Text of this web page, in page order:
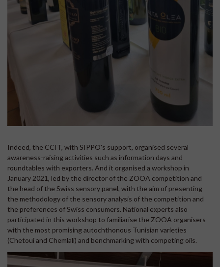
Indeed, the CCIT, with SIPPO's support, organised several
awareness-raising activities such as information days and
roundtables with exporters. And it organised a workshop in
January 2021, led by the director of the ZOOA competition and
the head of the Swiss sensory panel, with the aim of presenting
the methodology of the sensory analysis of the competition and
the preferences of Swiss consumers. National experts also
participated in this workshop to familiarise the ZOOA organisers
with the most promising autochthonous Tunisian varieties
(Chetoui and Chemlali) and benchmarking with competing oils.